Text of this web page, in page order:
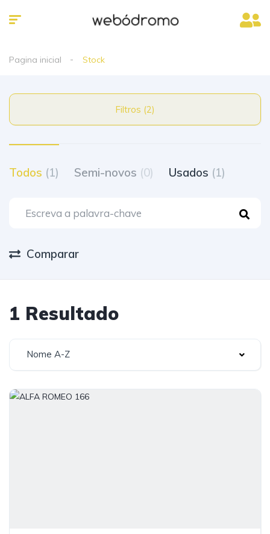
Pagina inicial Stock
Filtros (2)
Todos (1) Semi-novos (0) Usados (1)
Comparar
1 Resultado
Nome A-Z